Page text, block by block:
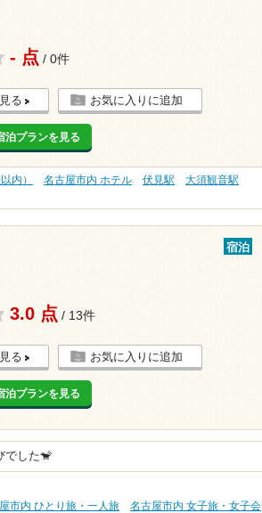
- 点 / 0件
る お気に入りに追加
泊プランを見る
内） 名古屋市内 ホテル 伏見駅
大須観音駅
宿泊
3.0 点 / 13件
る お気に入りに追加
泊プランを見る
でした🐒
市内 ひとり旅・一人旅
名古屋市内 女子旅・女子会